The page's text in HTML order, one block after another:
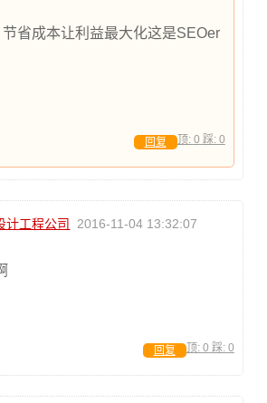
省成本让利益最大化这是SEOer
顶: 0 踩: 0
回复
计工程公司 2016-11-04 13:32:07
顶: 0 踩: 0
回复